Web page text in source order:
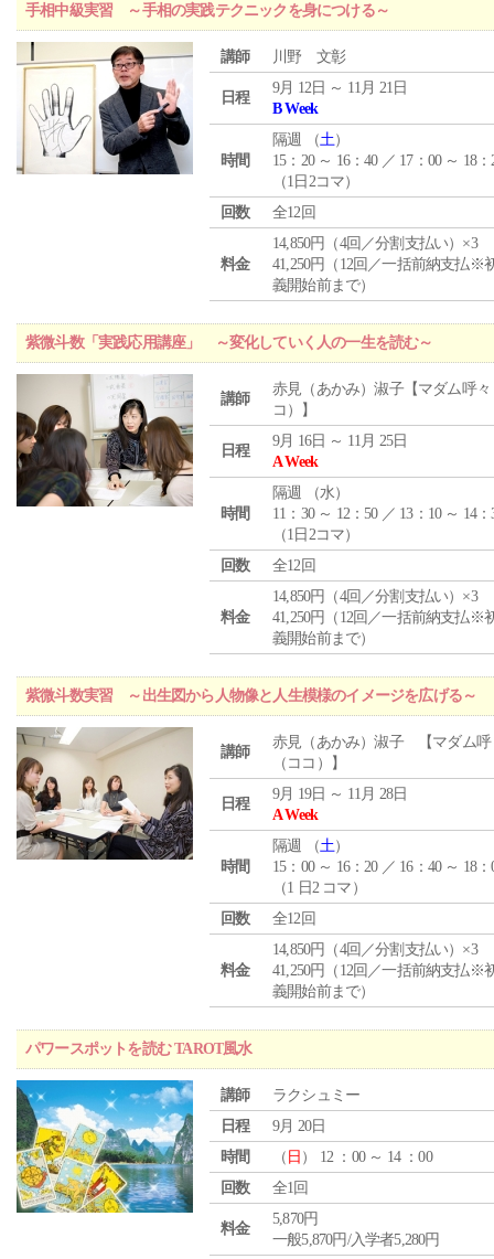
手相中級実習 ～手相の実践テクニックを身につける～
講師 川野 文彰
日程
9月 12日 ～ 11月 21日
B Week
時間
隔週 （土）
15：20 ～ 16：40 ／ 17：00 ～ 18：
（1日2コマ）
回数
全12回
料金
14,850円（4回／分割支払い）×3
41,250円（12回／一括前納支払※
義開始前まで）
紫微斗数「実践応用講座」 ～変化していく人の一生を読む～
講師
赤見（あかみ）淑子【マダム呼々
コ）】
日程
9月 16日 ～ 11月 25日
A Week
時間
隔週 （水）
11：30 ～ 12：50 ／ 13：10 ～ 14：
（1日2コマ）
回数
全12回
料金
14,850円（4回／分割支払い）×3
41,250円（12回／一括前納支払※
義開始前まで）
紫微斗数実習 ～出生図から人物像と人生模様のイメージを広げる～
講師
赤見（あかみ）淑子 【マダム呼
（ココ）】
日程
9月 19日 ～ 11月 28日
A Week
時間
隔週 （土）
15：00 ～ 16：20 ／ 16：40 ～ 18：
（1 日2 コマ）
回数
全12回
料金
14,850円（4回／分割支払い）×3
41,250円（12回／一括前納支払※
義開始前まで）
パワースポットを読む TAROT風水
講師
ラクシュミー
日程
9月 20日
時間
（ 日 ） 12 ：00 ～ 14 ：00
回数
全1回
料金
5,870円
一般5,870円/入学者5,280円